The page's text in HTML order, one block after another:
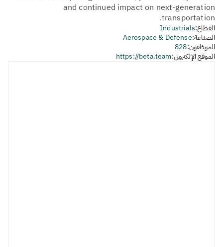
and continued impact on next-generation
transportation.
القطاع:Industrials
الصناعة:Aerospace & Defense
الموظفون:828
الموقع الإلكتروني:https://beta.team